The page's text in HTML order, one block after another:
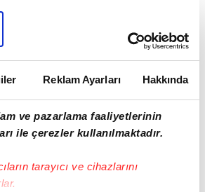
Reklam Ayarları Hakkında
ve pazarlama faaliyetlerinin
ile çerezler kullanılmaktadır.
tarayıcı ve cihazlarını
mücadelenin yalnızca
azaltılmasıyla sınırlı
ekonomilerin ve
risklere karşı daha dayanıklı
gerektiğini belirten Maher
Grubu Başkanı Ahmet
ikincil afet risklerinin
araçların sigorta
kolaylaştırmak